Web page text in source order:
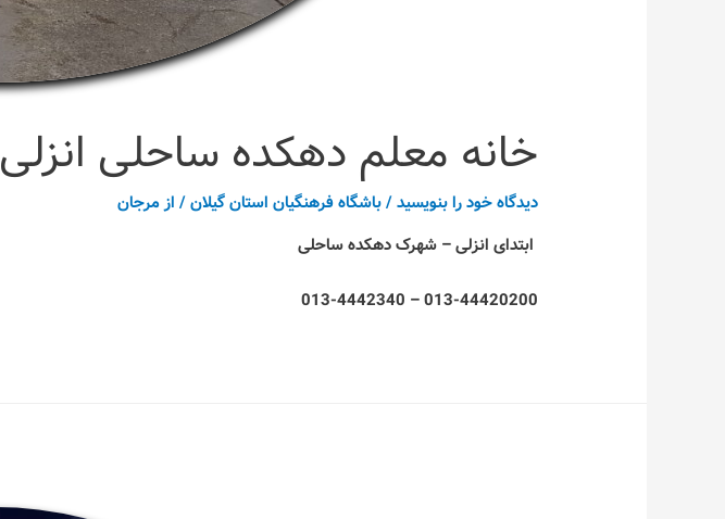
خانه معلم دهکده ساحلی انزلی
دیدگاه‌ خود را بنویسید/باشگاه فرهنگیان استان گیلان/ ازمرجان
ابتدای انزلی – شهرک دهکده ساحلی
013-44420200 – 013-4442340